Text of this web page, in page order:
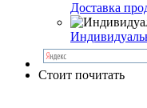
Доставка
Стоит почитать